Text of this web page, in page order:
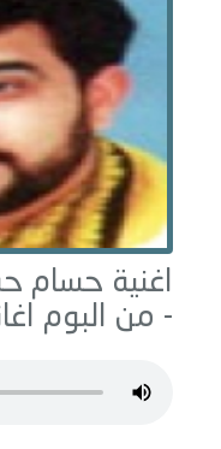
اغنية حسام
- من البوم